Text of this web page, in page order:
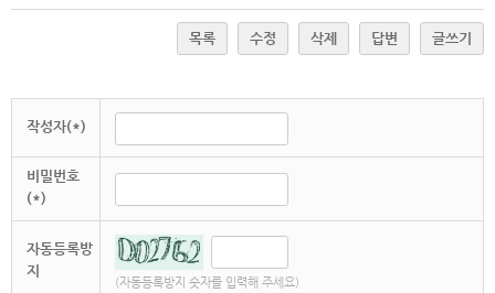
목록 수정 삭제 답변 글쓰기
작성자(*)
비밀번호
(*)
자동등록방
지
(자동등록방지 숫자를 입력해 주세요)